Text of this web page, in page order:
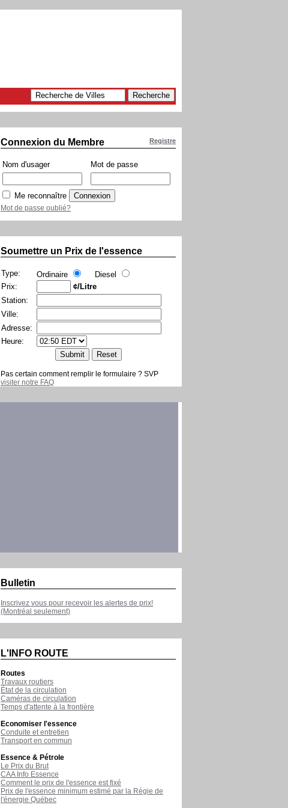
Registre
Connexion du Membre
Nom d'usager Mot de passe
Me reconnaître
Mot de passe oublié?
Soumettre un Prix de l'essence
Type: Ordinaire
Diesel
Prix:
¢/Litre
Station:
Ville:
Adresse:
Heure:
Pas certain comment remplir le formulaire ? SVP
visiter notre FAQ
Bulletin
Inscrivez vous pour recevoir les alertes de prix!
(Montréal seulement)
L'INFO ROUTE
Routes
Travaux routiers
État de la circulation
Caméras de circulation
Temps d'attente à la frontière
Economiser l'essence
Conduite et entretien
Transport en commun
Essence & Pétrole
Le Prix du Brut
CAA Info Essence
Comment le prix de l'essence est fixé
Prix de l'essence minimum estimé par la Régie de
l'énergie Québec